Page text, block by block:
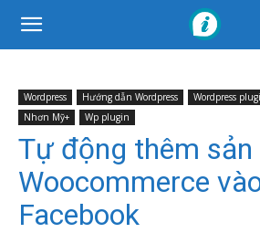
Wordpress Hướng dẫn Wordpress Wordpress
Nhơn Mỹ+
Wp plugin
Tự động thêm sản
Woocommerce
Facebook